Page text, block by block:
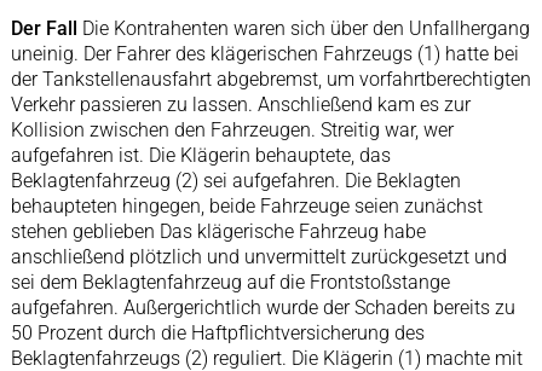
Der Fall Die Kontrahenten waren sich über den Unfallhergang
uneinig. Der Fahrer des klägerischen Fahrzeugs (1) hatte bei
der Tankstellenausfahrt abgebremst, um vorfahrtberechtigten
Verkehr passieren zu lassen. Anschließend kam es zur
Kollision zwischen den Fahrzeugen. Streitig war, wer
aufgefahren ist. Die Klägerin behauptete, das
Beklagtenfahrzeug (2) sei aufgefahren. Die Beklagten
behaupteten hingegen, beide Fahrzeuge seien zunächst
stehen geblieben Das klägerische Fahrzeug habe
anschließend plötzlich und unvermittelt zurückgesetzt und
sei dem Beklagtenfahrzeug auf die Frontstoßstange
aufgefahren. Außergerichtlich wurde der Schaden bereits zu
50 Prozent durch die Haftpflichtversicherung des
Beklagtenfahrzeugs (2) reguliert. Die Klägerin (1) machte mit